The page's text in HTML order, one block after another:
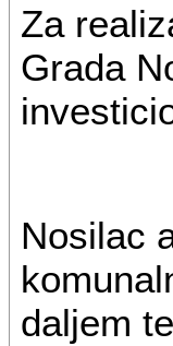
Za
Grada
Nosilac
daljem